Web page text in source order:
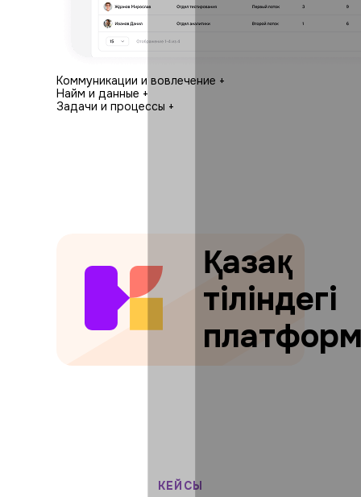
Коммуникации и вовлечение +
Найм и данные +
Задачи и процессы +
Қазақ
тіліндегі
КЕЙСЫ